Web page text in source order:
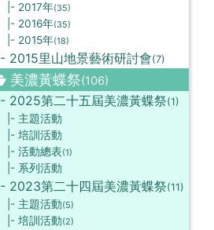
|- 2017年(35)
|- 2016年(35)
|- 2015年(18)
|- 2015里山地景藝術研討會(7)
美濃黃蝶祭(106)
|- 2025第二十五屆美濃黃蝶祭(1)
|- 主題活動
|- 培訓活動
|- 活動總表(1)
|- 系列活動
|- 2023第二十四屆美濃黃蝶祭(11)
|- 主題活動(5)
|- 培訓活動(2)